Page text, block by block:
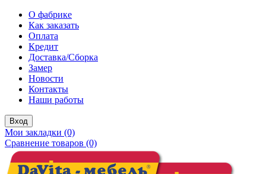
О фабрике
Как заказать
Оплата
Кредит
Доставка/Сборка
Замер
Новости
Контакты
Наши работы
Вход
Мои закладки (0)
Сравнение товаров (0)